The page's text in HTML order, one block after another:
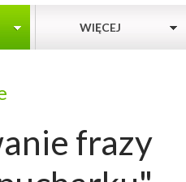
WIĘCEJ
frazy